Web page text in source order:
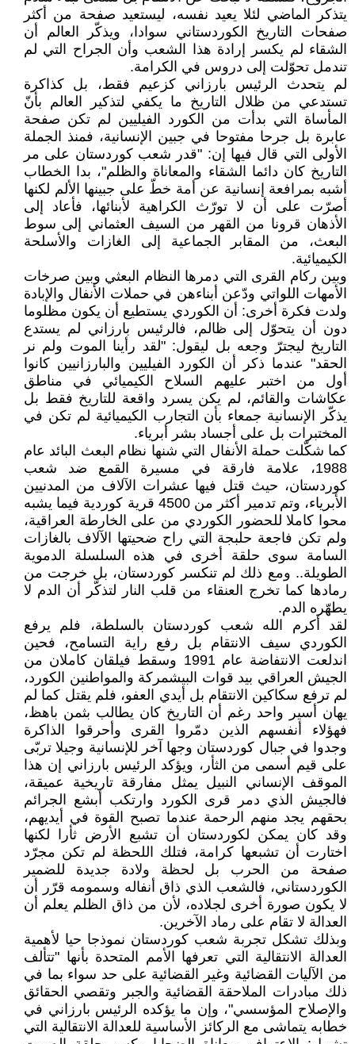
يتذكر الماضي لئلا يعيد نفسه، ليستعيد صفحة من أكثر
صفحات التاريخ الكوردستاني سوادا، ويذكّر العالم أن
الشقاء لم يكسر إرادة هذا الشعب وأن الجراح التي لم
تندمل تحوّلت إلى دروس في الكرامة.
لم يتحدث الرئيس بارزاني كزعيم فقط، بل كذاكرة
تستدعي من ظلال التاريخ ما يكفي لتذكير العالم بأنّ
المأساة التي بدأت من الكورد الفيليين لم تكن صفحة
عابرة بل جرحا مفتوحا في جبين الإنسانية، فمنذ الجملة
الأولى التي قال فيها إن: "قدر شعب كوردستان على مر
التاريخ كان دائما الشقاء والمعاناة والظلم"، بدا الخطاب
أشبه بمرافعة إنسانية عن أمة خطّ على جبينها الألم لكنها
أصرّت على أن لا تورّث الكراهية لأبنائها، فأعاد إلى
الأذهان قرونا من القهر من السيف العثماني إلى سوط
البعث، من المقابر الجماعية إلى الغازات والأسلحة
الكيميائية.
وبين ركام القرى التي دمرها النظام البعثي وبين صرخات
الأمهات اللواتي ودّعن أبناءهن في حملات الأنفال والإبادة
ولدت فكرة أخرى: أن الكوردي يستطيع أن يكون مظلوما
دون أن يتحوّل إلى ظالم، فالرئيس بارزاني لم يستدع
التاريخ ليجترّ وجعه بل ليقول: "لقد رأينا الموت ولم نر
الحقد" عندما ذكر أن الكورد الفيليين والبارزانيين كانوا
أول من اختبر عليهم السلاح الكيميائي في مناطق
عكاشات والقائم، لم يكن يسرد واقعة للتاريخ فقط بل
يذكّر الإنسانية جمعاء بأن التجارب الكيميائية لم تكن في
المختبرات بل على أجساد بشر أبرياء.
كما شكّلت حملة الأنفال التي شنها نظام البعث البائد عام
1988، علامة فارقة في مسيرة القمع ضد شعب
كوردستان، حيث قتل فيها عشرات الآلاف من المدنيين
الأبرياء، وتم تدمير أكثر من 4500 قرية كوردية فيما يشبه
محوا كاملا للحضور الكوردي من على الخارطة العراقية،
ولم تكن فاجعة حلبجة التي راح ضحيتها الآلاف بالغازات
السامة سوى حلقة أخرى في هذه السلسلة الدموية
الطويلة.. ومع ذلك لم تنكسر كوردستان، بل خرجت من
رمادها كما تخرج العنقاء من قلب النار لتذكّر أن الدم لا
يطهّره الدم.
لقد أكرم الله شعب كوردستان بالسلطة، فلم يرفع
الكوردي سيف الانتقام بل رفع راية التسامح، فحين
اندلعت الانتفاضة عام 1991 وسقط فيلقان كاملان من
الجيش العراقي بيد قوات البيشمركة والمواطنين الكورد،
لم ترفع سكاكين الانتقام بل أيدي العفو، فلم يقتل كما لم
يهان أسير واحد رغم أن التاريخ كان يطالب بثمن باهظ،
فهؤلاء أنفسهم الذين دمّروا القرى وأحرقوا الذاكرة
وجدوا في جبال كوردستان وجها آخر للإنسانية وجيلا تربّى
على قيم أسمى من الثأر، ويؤكد الرئيس بارزاني إن هذا
الموقف الإنساني النبيل يمثل مفارقة تاريخية عميقة،
فالجيش الذي دمر قرى الكورد وارتكب أبشع الجرائم
بحقهم يجد منهم الرحمة عندما تصبح القوة في أيديهم،
وقد كان يمكن لكوردستان أن تشبع الأرض ثأرا لكنها
اختارت أن تشبعها كرامة، فتلك اللحظة لم تكن مجرّد
صفحة من الحرب بل لحظة ولادة جديدة للضمير
الكوردستاني، فالشعب الذي ذاق أنفاله وسمومه قرّر أن
لا يكون صورة أخرى لجلاده، لأن من ذاق الظلم يعلم أن
العدالة لا تقام على رماد الآخرين.
وبذلك تشكل تجربة شعب كوردستان نموذجا حيا لأهمية
العدالة الانتقالية التي تعرفها الأمم المتحدة بأنها "تتألف
من الآليات القضائية وغير القضائية على حد سواء بما في
ذلك مبادرات الملاحقة القضائية والجبر وتقصي الحقائق
والإصلاح المؤسسي"، وإن ما يؤكده الرئيس بارزاني في
خطابه يتماشى مع الركائز الأساسية للعدالة الانتقالية التي